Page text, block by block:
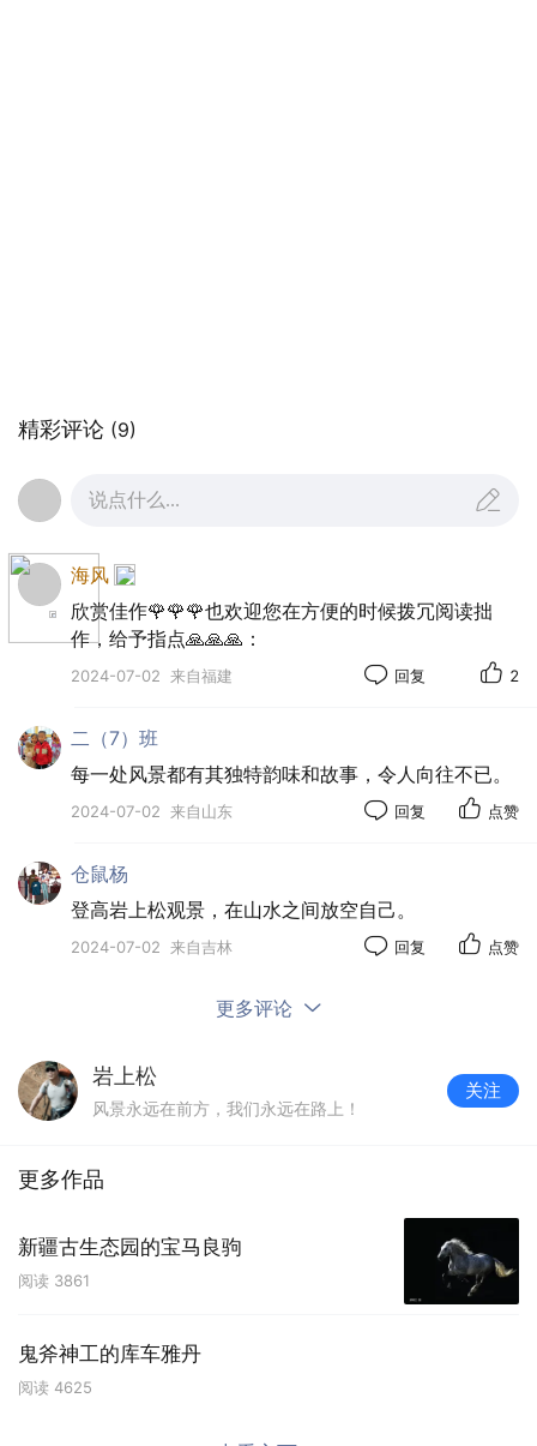
精彩评论 (9)
说点什么...
海风
欣赏佳作🌹🌹🌹也欢迎您在方便的时候拨冗阅读拙
作，给予指点🙏🙏🙏：
2024-07-02 来自福建 回复 2
二（7）班
每一处风景都有其独特韵味和故事，令人向往不已。
2024-07-02 来自山东 回复 点赞
仓鼠杨
登高岩上松观景，在山水之间放空自己。
2024-07-02 来自吉林 回复 点赞
更多评论
岩上松
风景永远在前方，我们永远在路上！
关注
更多作品
新疆古生态园的宝马良驹
阅读 3861
鬼斧神工的库车雅丹
阅读 4625